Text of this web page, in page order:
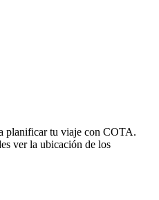
planificar tu viaje con COTA.
ver la ubicación de los